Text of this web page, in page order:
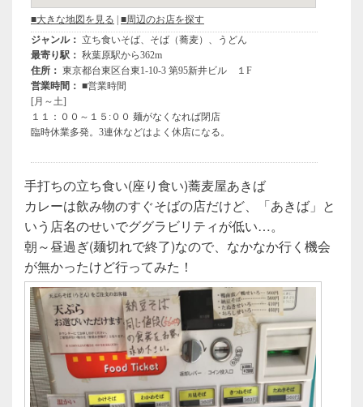
手打ちの立ち食い(座り食い)蕎麦屋あきば
カレーは飲み物のすぐそばの店だけど、「あきば」と
いう店名のせいでググラビリティが低い…。
朝～昼過ぎ(麺切れで終了)なので、なかなか行く機会
が無かったけど行ってみた！